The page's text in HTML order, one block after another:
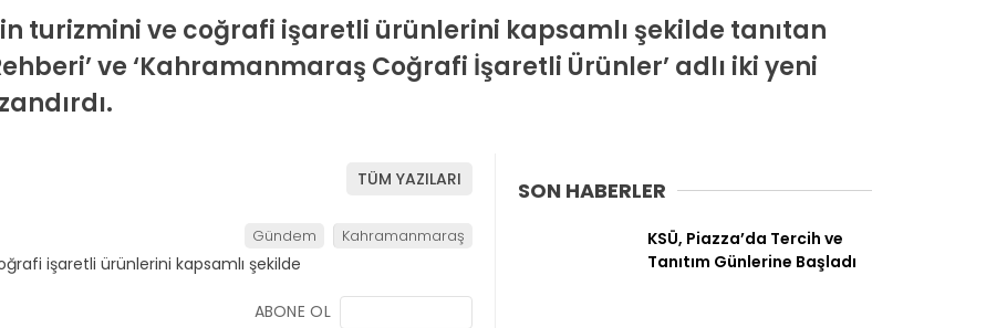
Ana Sayfa
Kahramanmaraş
turizmini ve coğrafi işaretli ürünlerini kapsamlı şekilde tanıtan
ve ‘Kahramanmaraş Coğrafi İşaretli Ürünler’ adlı iki yeni
TÜM YAZILARI
Gündem Kahramanmaraş
ABONE OL
SON HABERLER
KSÜ, Piazza’da Tercih ve
Tanıtım Günlerine Başladı